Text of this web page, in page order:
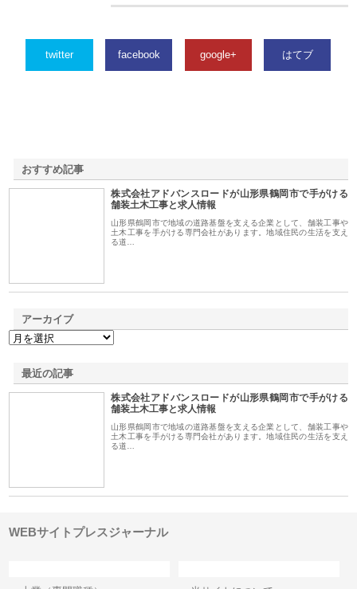
twitter facebook google+ はてブ
おすすめ記事
株式会社アドバンスロードが山形県鶴岡市で手がける
舗装土木工事と求人情報
山形県鶴岡市で地域の道路基盤を支える企業として、舗装工事や
土木工事を手がける専門会社があります。地域住民の生活を支え
る道…
アーカイブ
最近の記事
株式会社アドバンスロードが山形県鶴岡市で手がける
舗装土木工事と求人情報
山形県鶴岡市で地域の道路基盤を支える企業として、舗装工事や
土木工事を手がける専門会社があります。地域住民の生活を支え
る道…
WEBサイトプレスジャーナル